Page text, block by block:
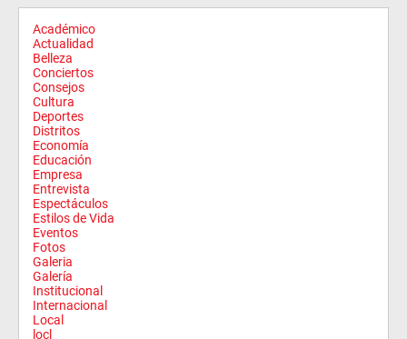
Académico
Actualidad
Belleza
Conciertos
Consejos
Cultura
Deportes
Distritos
Economía
Educación
Empresa
Entrevista
Espectáculos
Estilos de Vida
Eventos
Fotos
Galeria
Galería
Institucional
Internacional
Local
locl